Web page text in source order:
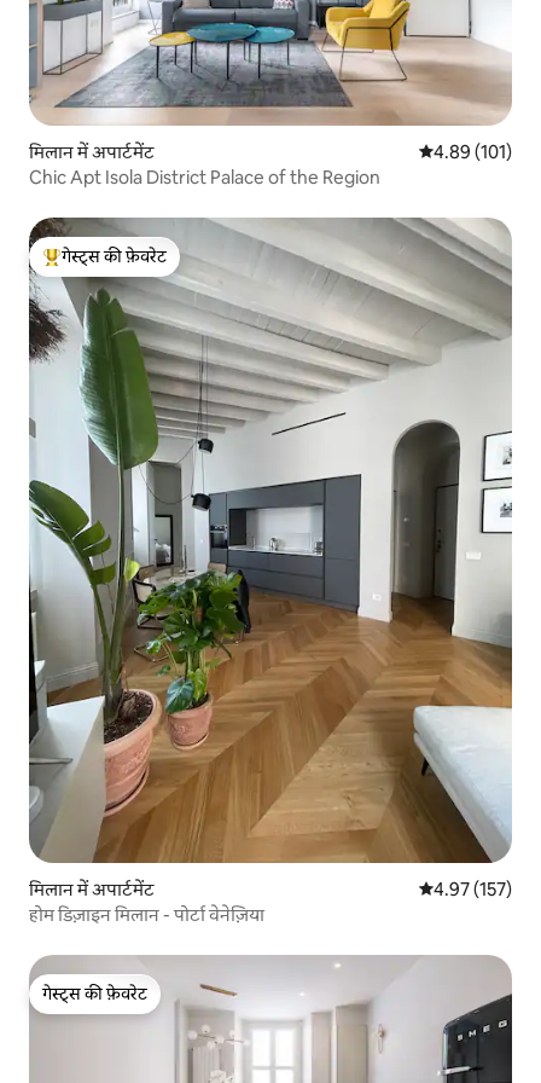
मिलान में अपार्टमेंट औसत रेटिंग 5 में से
4.89 (101)
Chic Apt Isola District Palace of the Region
गेस्ट्स का टॉप फ़ेवरेट
गेस्ट्स की फ़ेवरेट
मिलान में अपार्टमेंट औसत रेटिंग 5 में से
4.97 (157)
होम डिज़ाइन मिलान - पोर्टा वेनेज़िया
गेस्ट्स की फ़ेवरेट
गेस्ट्स की फ़ेवरेट